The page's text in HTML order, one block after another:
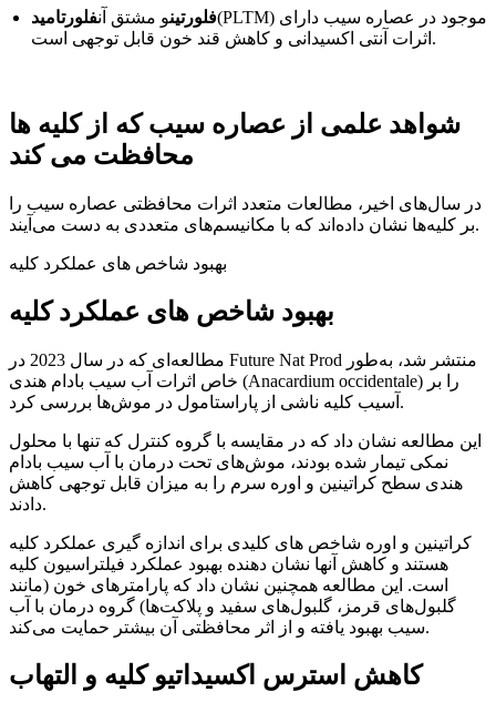
فلورتینو مشتق آنفلورتامید
(PLTM) موجود در عصاره سیب دارای
اثرات آنتی اکسیدانی و کاهش قند خون قابل توجهی است.
شواهد علمی از عصاره سیب که از کلیه ها
محافظت می کند
در سال‌های اخیر، مطالعات متعدد اثرات محافظتی عصاره سیب را
بر کلیه‌ها نشان داده‌اند که با مکانیسم‌های متعددی به دست می‌آیند.
بهبود شاخص های عملکرد کلیه
بهبود شاخص های عملکرد کلیه
مطالعه‌ای که در سال 2023 در Future Nat Prod منتشر شد، به‌طور
خاص اثرات آب سیب بادام هندی (Anacardium occidentale) را بر
آسیب کلیه ناشی از پاراستامول در موش‌ها بررسی کرد.
این مطالعه نشان داد که در مقایسه با گروه کنترل که تنها با محلول
نمکی تیمار شده بودند، موش‌های تحت درمان با آب سیب بادام
هندی سطح کراتینین و اوره سرم را به میزان قابل توجهی کاهش
دادند.
کراتینین و اوره شاخص های کلیدی برای اندازه گیری عملکرد کلیه
هستند و کاهش آنها نشان دهنده بهبود عملکرد فیلتراسیون کلیه
است. این مطالعه همچنین نشان داد که پارامترهای خون (مانند
گلبول‌های قرمز، گلبول‌های سفید و پلاکت‌ها) گروه درمان با آب
سیب بهبود یافته و از اثر محافظتی آن بیشتر حمایت می‌کند.
کاهش استرس اکسیداتیو کلیه و التهاب